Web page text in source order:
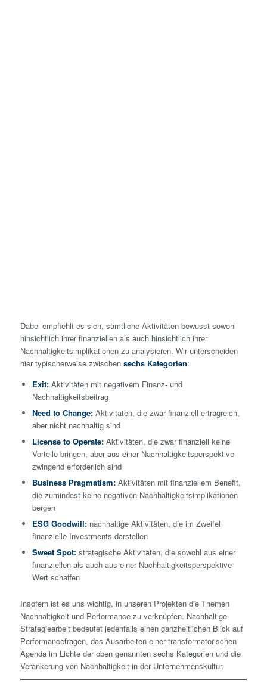
Dabei empfiehlt es sich, sämtliche Aktivitäten bewusst sowohl
hinsichtlich ihrer finanziellen als auch hinsichtlich ihrer
Nachhaltigkeitsimplikationen zu analysieren. Wir unterscheiden
hier typischerweise zwischen sechs Kategorien:
Exit:Aktivitäten mit negativem Finanz- und
Nachhaltigkeitsbeitrag
Need to Change: Aktivitäten, die zwar finanziell ertragreich,
aber nicht nachhaltig sind
License to Operate:Aktivitäten, die zwar finanziell keine
Vorteile bringen, aber aus einer Nachhaltigkeitsperspektive
zwingend erforderlich sind
Business Pragmatism:Aktivitäten mit finanziellem Benefit,
die zumindest keine negativen Nachhaltigkeitsimplikationen
bergen
ESG Goodwill:nachhaltige Aktivitäten, die im Zweifel
finanzielle Investments darstellen
Sweet Spot:strategische Aktivitäten, die sowohl aus einer
finanziellen als auch aus einer Nachhaltigkeitsperspektive
Wert schaffen
Insofern ist es uns wichtig, in unseren Projekten die Themen
Nachhaltigkeit und Performance zu verknüpfen. Nachhaltige
Strategiearbeit bedeutet jedenfalls einen ganzheitlichen Blick auf
Performancefragen, das Ausarbeiten einer transformatorischen
Agenda im Lichte der oben genannten sechs Kategorien und die
Verankerung von Nachhaltigkeit in der Unternehmenskultur.